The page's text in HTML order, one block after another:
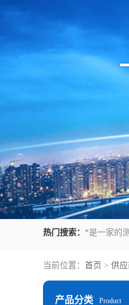
热门搜索：
当前位置： 首页 > 供
产品分类 Product